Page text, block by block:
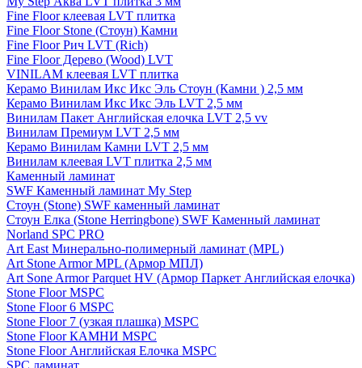
Fine Floor клеевая LVT плитка
Fine Floor Stone (Стоун) Камни
Fine Floor Рич LVT (Rich)
Fine Floor Дерево (Wood) LVT
VINILAM клеевая LVT плитка
Керамо Винилам Икс Икс Эль Стоун (Камни ) 2,5 мм
Керамо Винилам Икс Икс Эль LVT 2,5 мм
Винилам Пакет Английская елочка LVT 2,5 vv
Винилам Премиум LVT 2,5 мм
Керамо Винилам Камни LVT 2,5 мм
Винилам клеевая LVT плитка 2,5 мм
Каменный ламинат
SWF Каменный ламинат My Step
Стоун (Stone) SWF каменный ламинат
Стоун Елка (Stone Herringbone) SWF Каменный ламинат
Norland SPC PRO
Art East Минерально-полимерный ламинат (MPL)
Art Stone Armor MPL (Армор МПЛ)
Art Sone Armor Parquet HV (Армор Паркет Английская елочка)
Stone Floor MSPC
Stone Floor 6 MSPC
Stone Floor 7 (узкая плашка) MSPC
Stone Floor КАМНИ MSPC
Stone Floor Английская Елочка MSPC
SPC ламинат